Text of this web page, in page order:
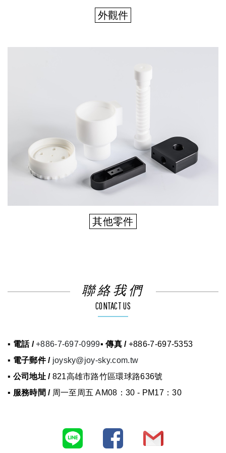
外觀件
其他零件
聯絡我們
CONTACT US
▪ 電話 / +886-7-697-0999▪ 傳真 / +886-7-697-5353
▪ 電子郵件 / joysky@joy-sky.com.tw
▪ 公司地址 / 821高雄市路竹區環球路636號
▪ 服務時間 / 周一至周五 AM08：30 - PM17：30